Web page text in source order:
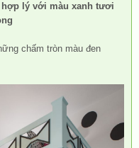
lý với màu xanh tươi
chấm tròn màu đen